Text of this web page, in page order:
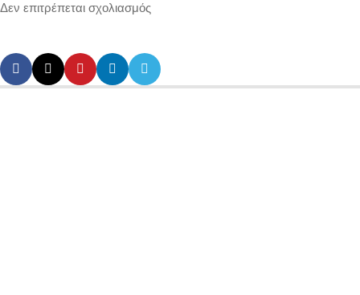
Δεν επιτρέπεται σχολιασμός